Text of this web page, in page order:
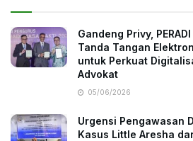
Gandeng Privy,
Tanda Tangan
untuk Perkuat
Advokat
05/06/2026
Urgensi Pengawasan
Kasus Little Aresha